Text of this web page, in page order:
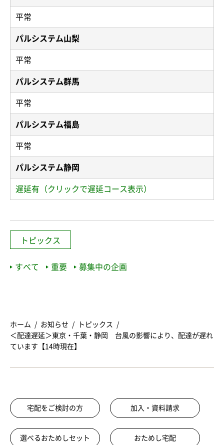
平常
パルシステム山梨
平常
パルシステム群馬
平常
パルシステム福島
平常
パルシステム静岡
遅延有（クリックで遅延コース表示）
トピックス
すべて 重要 募集中の企画
ホーム お知らせ
トピックス
＜配達遅延＞東京・千葉・静岡 台風の影響により、配達が遅れ
ています【14時現在】
宅配をご検討の方 加入・資料請求
選べるおためしセット おためし宅配